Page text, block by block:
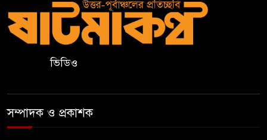
আজ বিশ্ব অলস দিবস, কাজের ফাঁকে
বিশ্রামের গুরুত্ব মনে করিয়ে দেয় যে
শতাংশের বেশি জিপিএ-৫
ভিডিও
সম্পাদক ও প্রকাশক